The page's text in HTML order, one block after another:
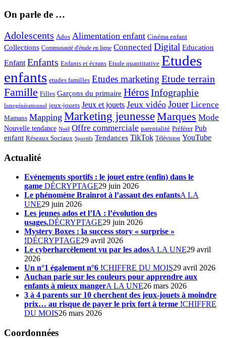
On parle de …
Adolescents Ados Alimentation enfant Cinéma enfant
Collections Communauté d'étude en ligne Connected Digital Education
Enfant Enfants Enfants et écrans Etude quantitative Etudes
enfants etudes familles Etudes marketing Etude terrain
Famille Filles Garçons du primaire HérosInfographie
Intergénérationnel jeux-jouets Jeux et jouets Jeux vidéo Jouer Licence
Mamans Mapping Marketing jeunesseMarques Mode
Nouvelle tendance Noël Offre commerciale parentalité Préférer Pub
enfant Réseaux Sociaux Sportifs Tendances TikTok Télévision YouTube
Actualité
Evénements sportifs : le jouet entre (enfin) dans le
game DÉCRYPTAGE29 juin 2026
Le phénomène Brainrot à l’assaut des enfantsA LA
UNE29 juin 2026
Les jeunes ados et l’IA : l’évolution des
usages.DÉCRYPTAGE29 juin 2026
Mystery Boxes : la success story « surprise »
!DÉCRYPTAGE29 avril 2026
Le cyberharcèlement vu par les adosA LA UNE29 avril
2026
Un n°1 également n°6 !CHIFFRE DU MOIS29 avril 2026
Auchan parie sur les couleurs pour apprendre aux
enfants à mieux mangerA LA UNE26 mars 2026
3 à 4 parents sur 10 cherchent des jeux-jouets à moindre
prix… au risque de payer le prix fort à terme !CHIFFRE
DU MOIS26 mars 2026
Coordonnées